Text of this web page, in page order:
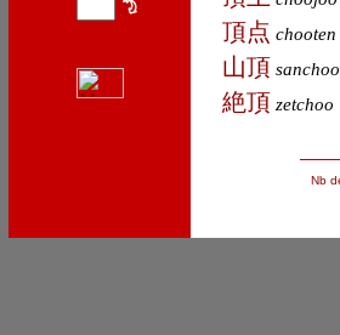
頂点 chooten
山頂 sanchoo
絶頂 zetchoo
Nb